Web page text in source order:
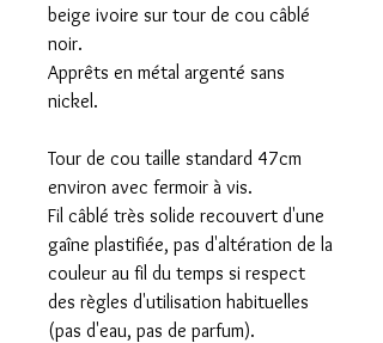
beige ivoire sur tour de cou câblé
noir.
Apprêts en métal argenté sans
nickel.
Tour de cou taille standard 47cm
environ avec fermoir à vis.
Fil câblé très solide recouvert d'une
gaîne plastifiée, pas d'altération de la
couleur au fil du temps si respect
des règles d'utilisation habituelles
(pas d'eau, pas de parfum).